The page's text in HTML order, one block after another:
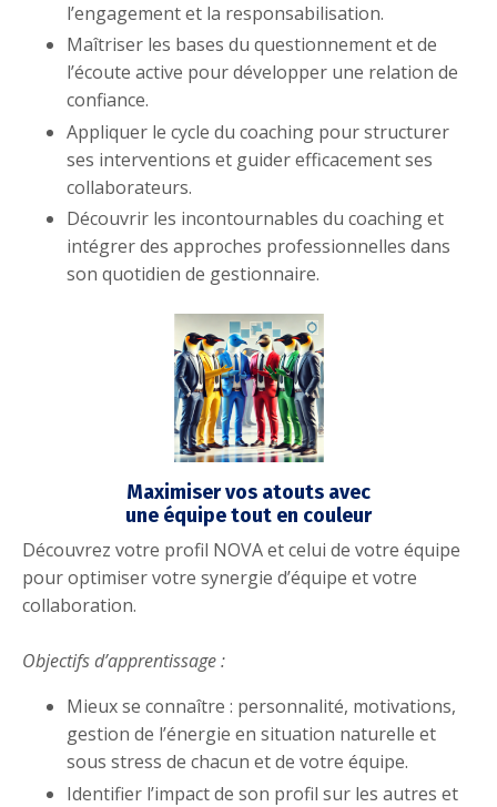
l’engagement et la responsabilisation.
Maîtriser les bases du questionnement et de
l’écoute active pour développer une relation de
confiance.
Appliquer le cycle du coaching pour structurer
ses interventions et guider efficacement ses
collaborateurs.
Découvrir les incontournables du coaching et
intégrer des approches professionnelles dans
son quotidien de gestionnaire.
Maximiser vos atouts avec
une équipe tout en couleur
Découvrez votre profil NOVA et celui de votre équipe
pour optimiser votre synergie d’équipe et votre
collaboration.
Objectifs d’apprentissage :
Mieux se connaître : personnalité, motivations,
gestion de l’énergie en situation naturelle et
sous stress de chacun et de votre équipe.
Identifier l’impact de son profil sur les autres et